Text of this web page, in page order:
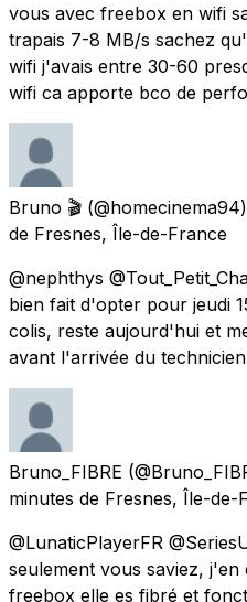
vous avec freebox en wifi
trapais 7-8 MB/s sachez
wifi j'avais entre 30-60
wifi ca apporte bco de
Bruno 🎬
de Fresnes, Île-de-France
@nephthys
bien fait d'opter pour jeudi
colis, reste aujourd'hui et
avant l'arrivée du
Bruno_FIBRE
minutes de Fresnes, Île-de-
@LunaticPlayerFR
seulement vous saviez,
freebox elle es fibré et